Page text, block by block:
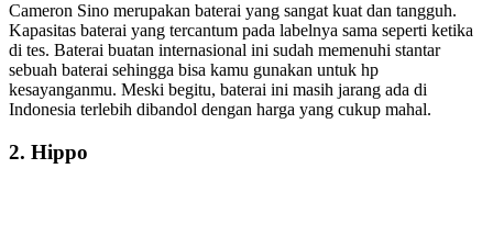
Cameron Sino merupakan baterai yang sangat kuat dan tangguh.
Kapasitas baterai yang tercantum pada labelnya sama seperti ketika
di tes. Baterai buatan internasional ini sudah memenuhi stantar
sebuah baterai sehingga bisa kamu gunakan untuk hp
kesayanganmu. Meski begitu, baterai ini masih jarang ada di
Indonesia terlebih dibandol dengan harga yang cukup mahal.
2. Hippo